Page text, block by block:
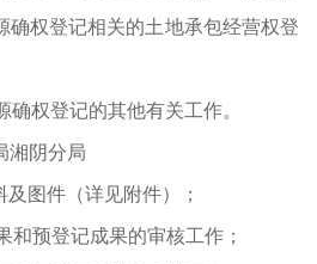
确权登记相关的土地承包经营权登
权登记的其他有关工作。
阴分局
图件（详见附件）；
预登记成果的审核工作；